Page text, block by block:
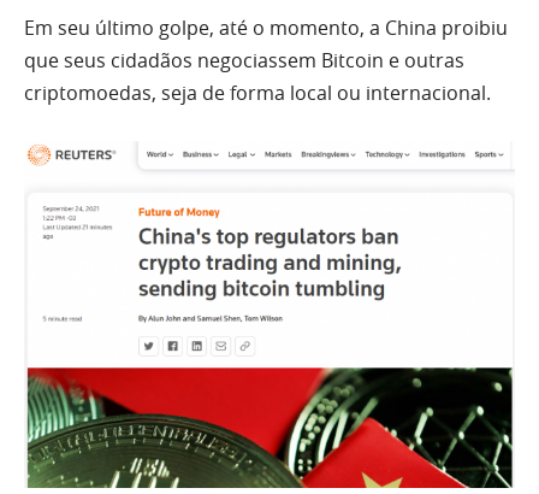
Em seu último golpe, até o momento, a China proibiu
que seus cidadãos negociassem Bitcoin e outras
criptomoedas, seja de forma local ou internacional.